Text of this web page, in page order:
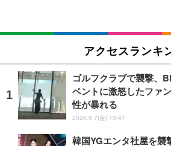
アクセスランキ
ゴルフクラブで襲撃、
ベントに激怒したファ
性が暴れる
2026.8.7(金) 10:47
韓国YGエンタ社屋を